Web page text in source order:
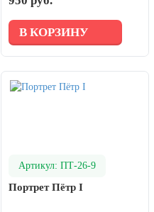
В КОРЗИНУ
Артикул: ПТ-26-9
Портрет Пётр I